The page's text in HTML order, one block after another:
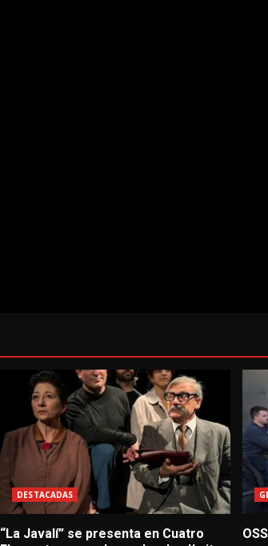
DESTACADAS
“La Javalí” se presenta en Cuatro